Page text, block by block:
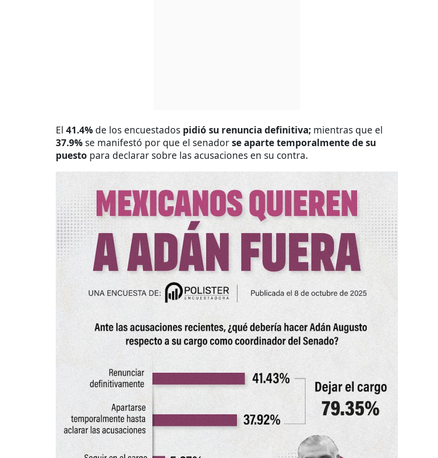
El 41.4% de los encuestados pidió su renuncia definitiva; mientras que el
37.9% se manifestó por que el senadorse aparte temporalmente de su
puesto para declarar sobre las acusaciones en su contra.